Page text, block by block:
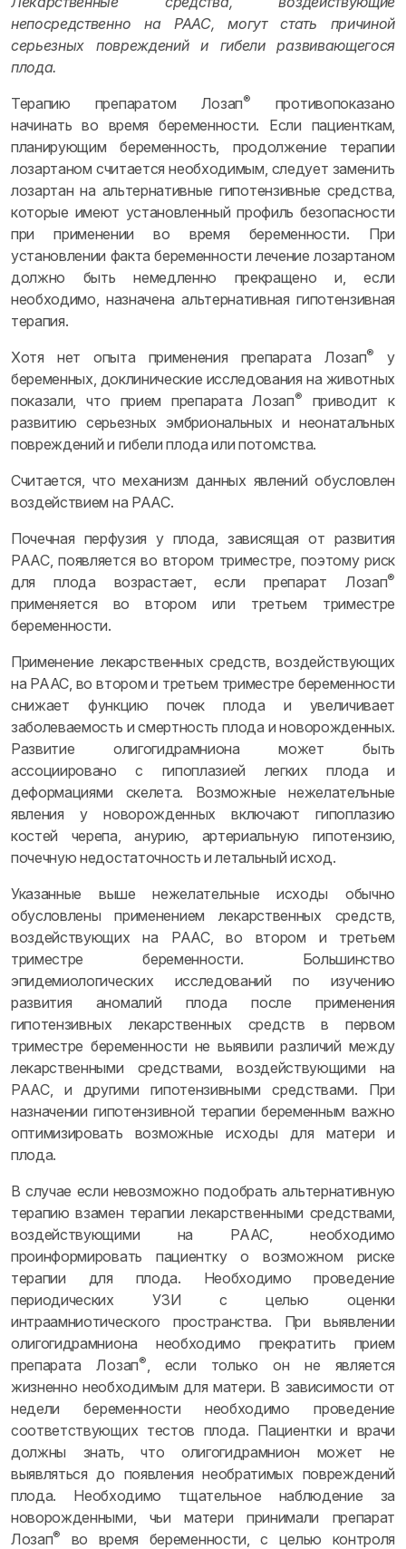
непосредственно на РААС, могут стать причиной
серьезных повреждений и гибели развивающегося
плода.
Терапию препаратом Лозап®
противопоказано
начинать во время беременности. Если пациенткам,
планирующим беременность, продолжение терапии
лозартаном считается необходимым, следует заменить
лозартан на альтернативные гипотензивные средства,
которые имеют установленный профиль безопасности
при применении во время беременности. При
установлении факта беременности лечение лозартаном
должно быть немедленно прекращено и, если
необходимо, назначена альтернативная гипотензивная
терапия.
Хотя нет опыта применения препарата Лозап®
у
беременных, доклинические исследования на животных
показали, что прием препарата Лозап®
приводит к
развитию серьезных эмбриональных и неонатальных
повреждений и гибели плода или потомства.
Считается, что механизм данных явлений обусловлен
воздействием на РААС.
Почечная перфузия у плода, зависящая от развития
РААС, появляется во втором триместре, поэтому риск
для плода возрастает, если препарат Лозап®
применяется во втором или третьем триместре
беременности.
Применение лекарственных средств, воздействующих
на РААС, во втором и третьем триместре беременности
снижает функцию почек плода и увеличивает
заболеваемость и смертность плода и новорожденных.
Развитие олигогидрамниона может быть
ассоциировано с гипоплазией легких плода и
деформациями скелета. Возможные нежелательные
явления у новорожденных включают гипоплазию
костей черепа, анурию, артериальную гипотензию,
почечную недостаточность и летальный исход.
Указанные выше нежелательные исходы обычно
обусловлены применением лекарственных средств,
воздействующих на РААС, во втором и третьем
триместре беременности. Большинство
эпидемиологических исследований по изучению
развития аномалий плода после применения
гипотензивных лекарственных средств в первом
триместре беременности не выявили различий между
лекарственными средствами, воздействующими на
РААС, и другими гипотензивными средствами. При
назначении гипотензивной терапии беременным важно
оптимизировать возможные исходы для матери и
плода.
В случае если невозможно подобрать альтернативную
терапию взамен терапии лекарственными средствами,
воздействующими на РААС, необходимо
проинформировать пациентку о возможном риске
терапии для плода. Необходимо проведение
периодических УЗИ с целью оценки
интраамниотического пространства. При выявлении
олигогидрамниона необходимо прекратить прием
препарата Лозап®, если только он не является
жизненно необходимым для матери. В зависимости от
недели беременности необходимо проведение
соответствующих тестов плода. Пациентки и врачи
должны знать, что олигогидрамнион может не
выявляться до появления необратимых повреждений
плода. Необходимо тщательное наблюдение за
новорожденными, чьи матери принимали препарат
Лозап®
во время беременности, с целью контроля